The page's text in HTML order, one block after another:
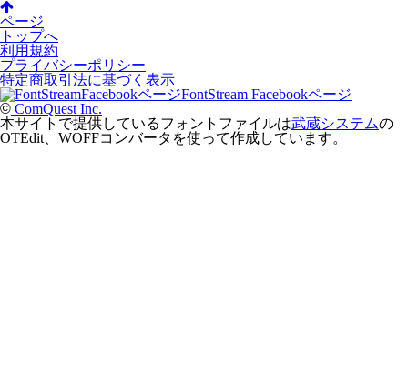
ページ
トップへ
利用規約
プライバシーポリシー
特定商取引法に基づく表示
FontStream Facebookページ
© ComQuest Inc.
本サイトで提供しているフォントファイルは武蔵システムの
OTEdit、WOFFコンバータを使って作成しています。